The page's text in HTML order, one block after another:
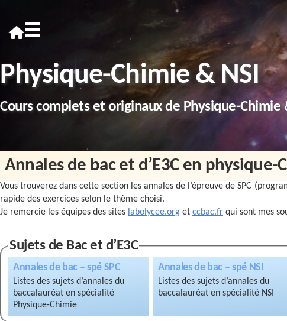
≡
Physique-Chimie & NSI
Cours complets et originaux de Physique-Chimie
Annales de bac et d’E3C en physique-
Vous trouverez dans cette section les annales de l’épreuve de SPC
rapide des exercices selon le thème choisi.
Je remercie les équipes des sites labolycee.org et ccbac.fr qui sont mes
Sujets de Bac et d’E3C
Annales de bac – spé SPC
Listes des sujets d’annales du
baccalauréat en spécialité
Physique-Chimie
Annales de bac – spé NSI
Listes des sujets d’annales du
baccalauréat en spécialité NSI